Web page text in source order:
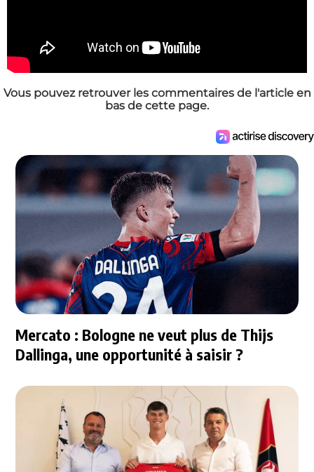
Vous pouvez retrouver les commentaires de l'article en
bas de cette page.
Mercato : Bologne ne veut plus de Thijs
Dallinga, une opportunité à saisir ?